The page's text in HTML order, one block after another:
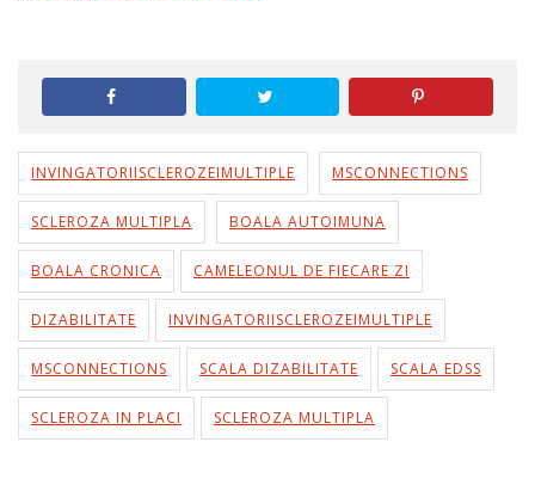
INVINGATORIISCLEROZEIMULTIPLE MSCONNECTIONS
SCLEROZA MULTIPLA BOALA AUTOIMUNA
BOALA CRONICA CAMELEONUL DE FIECARE ZI
DIZABILITATE INVINGATORIISCLEROZEIMULTIPLE
MSCONNECTIONS SCALA DIZABILITATE SCALA EDSS
SCLEROZA IN PLACI SCLEROZA MULTIPLA